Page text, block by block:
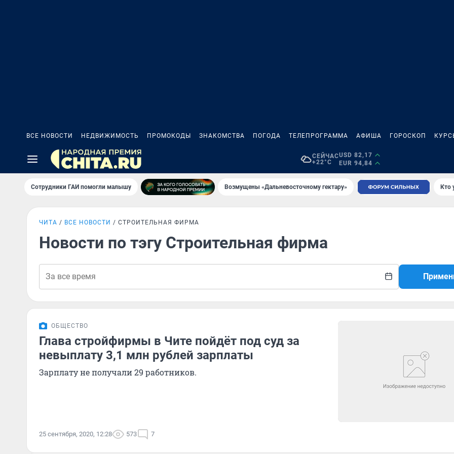
ВСЕ НОВОСТИ НЕДВИЖИМОСТЬ ПРОМОКОДЫ ЗНАКОМСТВА ПОГОДА ТЕЛЕПРОГРАММА АФИША ГОРОСКОП
СЕЙЧАС
+22°C
USD 82,17
EUR 94,84
Сотрудники ГАИ помогли малышу Возмущены «Дальневосточному гектару» Кто
ЧИТА ВСЕ НОВОСТИ СТРОИТЕЛЬНАЯ ФИРМА
Новости по тэгу Строительная фирма
ОБЩЕСТВО
Глава стройфирмы в Чите пойдёт под суд за
невыплату 3,1 млн рублей зарплаты
Зарплату не получали 29 работников.
25 сентября, 2020, 12:28 573 7